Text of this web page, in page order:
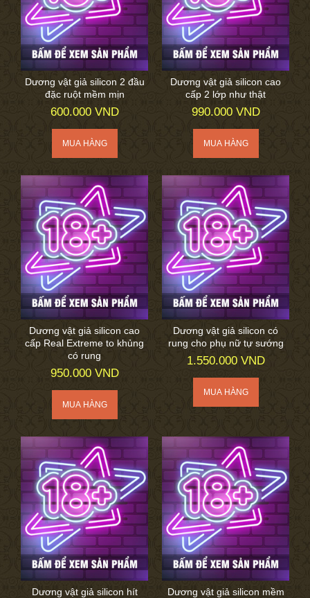
Dương vật giả silicon 2 đầu
đặc ruột mềm mịn
600.000 VND
Dương vật giả silicon cao
cấp 2 lớp như thật
990.000 VND
Dương vật giả silicon cao
cấp Real Extreme to khủng
có rung
950.000 VND
Dương vật giả silicon có
rung cho phụ nữ tự sướng
1.550.000 VND
Dương vật giả silicon hít
Dương vật giả silicon mềm